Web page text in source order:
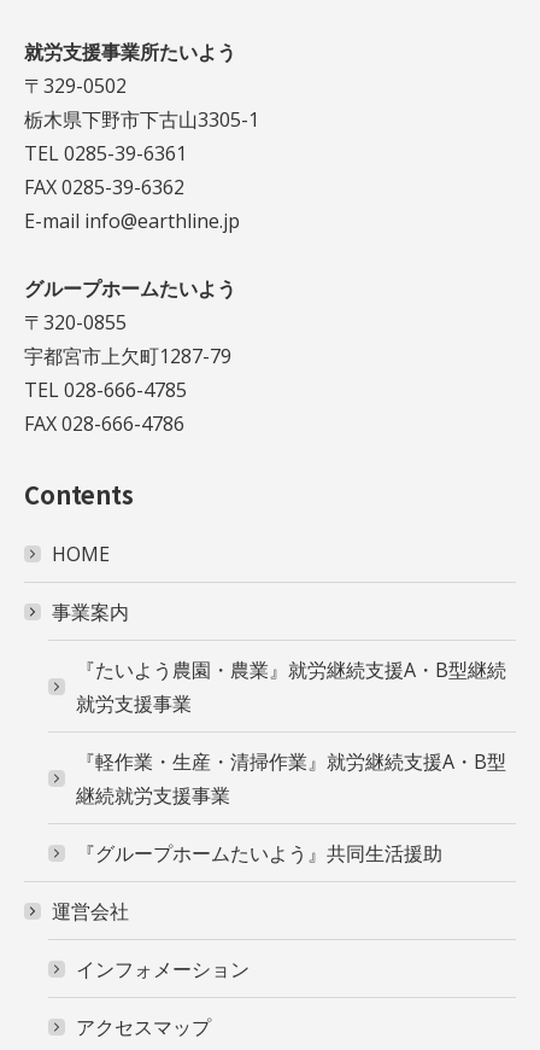
就労支援事業所たいよう
〒329-0502
栃木県下野市下古山3305-1
TEL 0285-39-6361
FAX 0285-39-6362
E-mail info@earthline.jp
グループホームたいよう
〒320-0855
宇都宮市上欠町1287-79
TEL 028-666-4785
FAX 028-666-4786
Contents
HOME
事業案内
『たいよう農園・農業』就労継続支援A・B型継続
就労支援事業
『軽作業・生産・清掃作業』就労継続支援A・B型
継続就労支援事業
『グループホームたいよう』共同生活援助
運営会社
インフォメーション
アクセスマップ